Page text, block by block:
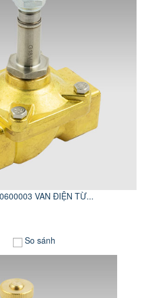
VAN ĐIỆN TỪ...
So sánh